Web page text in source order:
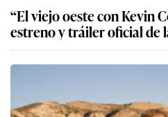
“El viejo oeste con Kevin
estreno y tráiler oficial de